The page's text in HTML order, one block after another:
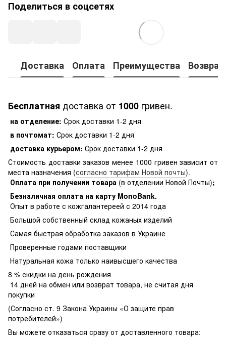
Поделиться в соцсетях
Доставка Оплата Преимущества Возврат
Бесплатная доставка от 1000 гривен.
на отделение: Срок доставки 1-2 дня
в почтомат: Срок доставки 1-2 дня
доставка курьером: Срок доставки 1-2 дня
Стоимость доставки заказов менее 1000 гривен зависит от
места назначения (согласно тарифам Новой почты).
Оплата при получении товара (в отделении Новой Почты);
Безналичная оплата на карту MonoBank.
Опыт в работе с кожгалантереей с 2014 года
Большой собственный склад кожаных изделий
Самая быстрая обработка заказов в Украине
Проверенные годами поставщики
Натуральная кожа только наивысшего качества
8 % скидки на день рождения
14 дней на обмен или возврат товара, не считая дня
покупки
(Согласно ст. 9 Закона Украины «О защите прав
потребителей»)
Вы можете отказаться сразу от доставленного товара: